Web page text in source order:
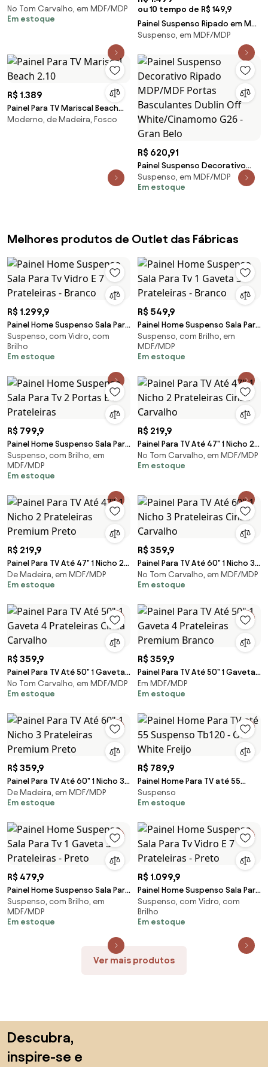
Prateleiras Cinza Carvalho
No Tom Carvalho, em MDF/MDP
Em estoque
ou 10 tempo de R$ 149,9
Painel Suspenso Ripado em MDF
178cm com 2 Portas Basculante
Suspenso, em MDF/MDP
R$ 1.389
Painel Para TV Mariscal Beach
2.10
Moderno, de Madeira, Fosco
R$ 620,91
Painel Suspenso Decorativo
Ripado MDP/MDF Portas
Basculantes Dublin Off
Suspenso, em MDF/MDP
Em estoque
Melhores produtos de Outlet das Fábricas
R$ 1.299,9
Painel Home Suspenso Sala Para
Tv Vidro E 7 Prateleiras - Branco
Suspenso, com Vidro, com
Brilho
Em estoque
R$ 549,9
Painel Home Suspenso Sala Para
Tv 1 Gaveta 3 Prateleiras -
Branco
Suspenso, com Brilho, em
MDF/MDP
Em estoque
R$ 799,9
Painel Home Suspenso Sala Para
Tv 2 Portas E 5 Prateleiras
Suspenso, com Brilho, em
MDF/MDP
Em estoque
R$ 219,9
Painel Para TV Até 47" 1 Nicho 2
Prateleiras Cinza Carvalho
No Tom Carvalho, em MDF/MDP
Em estoque
R$ 219,9
Painel Para TV Até 47" 1 Nicho 2
Prateleiras Premium Preto
De Madeira, em MDF/MDP
Em estoque
R$ 359,9
Painel Para TV Até 60" 1 Nicho 3
Prateleiras Cinza Carvalho
No Tom Carvalho, em MDF/MDP
Em estoque
R$ 359,9
Painel Para TV Até 50" 1 Gaveta
4 Prateleiras Cinza Carvalho
No Tom Carvalho, em MDF/MDP
Em estoque
R$ 359,9
Painel Para TV Até 50" 1 Gaveta
4 Prateleiras Premium Branco
Em MDF/MDP
Em estoque
R$ 359,9
Painel Para TV Até 60" 1 Nicho 3
Prateleiras Premium Preto
De Madeira, em MDF/MDP
Em estoque
R$ 789,9
Painel Home Para TV até 55
Suspenso Tb120 - Off White
Freijo
Suspenso
Em estoque
R$ 479,9
Painel Home Suspenso Sala Para
Tv 1 Gaveta 3 Prateleiras - Preto
Suspenso, com Brilho, em
MDF/MDP
Em estoque
R$ 1.099,9
Painel Home Suspenso Sala Para
Tv Vidro E 7 Prateleiras - Preto
Suspenso, com Vidro, com
Brilho
Em estoque
Ver mais produtos
Descubra,
inspire-se e